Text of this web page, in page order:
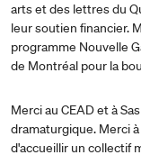
arts et des lettres du
leur soutien financier.
programme Nouvelle
de Montréal pour la
Merci au CEAD et à
dramaturgique. Merci
d'accueillir un collectif